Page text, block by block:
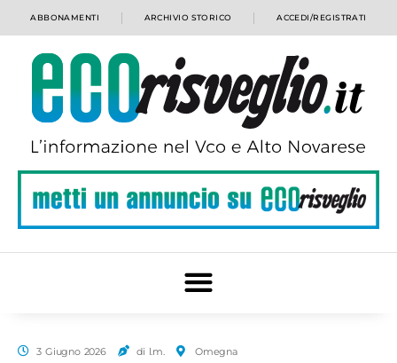
ABBONAMENTI ARCHIVIO STORICO ACCEDI/REGISTRATI
3 Giugno 2026 di l.m. Omegna